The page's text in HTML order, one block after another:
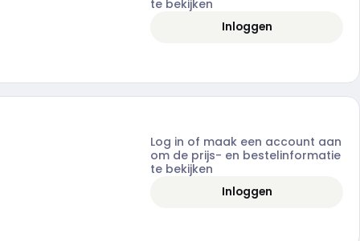
te bekijken
Inloggen
Log in of maak een account aan
om de prijs- en bestelinformatie
te bekijken
Inloggen